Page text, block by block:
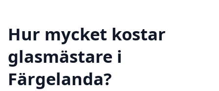
Hur mycket kostar
glasmästare i
Färgelanda?